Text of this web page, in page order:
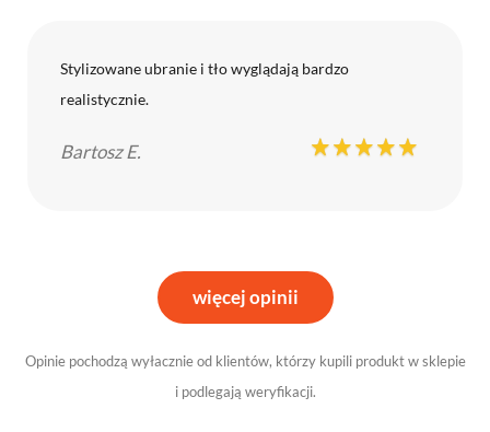
Stylizowane ubranie i tło wyglądają bardzo
realistycznie.
Bartosz E.
więcej opinii
Opinie pochodzą wyłacznie od klientów, którzy kupili produkt w sklepie
i podlegają weryfikacji.